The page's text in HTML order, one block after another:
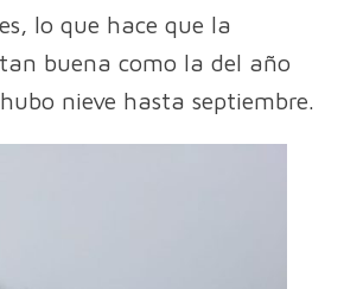
lo que hace que la
buena como la del año
nieve hasta septiembre.